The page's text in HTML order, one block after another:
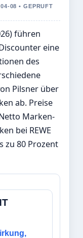
08 • GEPRUFT
führen
eine
des
Pilsner über
ab. Preise
Marken-
bei REWE
zu 80 Prozent